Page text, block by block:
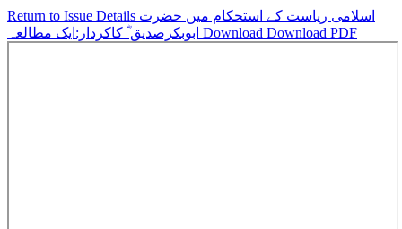
Return to Issue Details اسلامی ریاست کے استحکام میں حضرت
Download Download PDF